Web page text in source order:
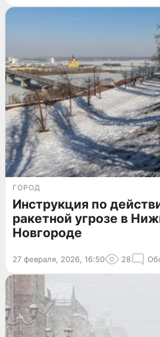
ГОРОД
Инструкция по
ракетной угрозе в
Новгороде
27 февраля, 2026, 16:50 28